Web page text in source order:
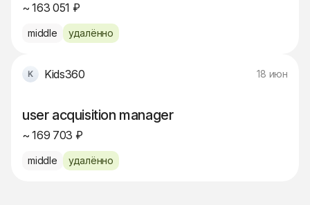
~ 163 051 ₽
middle удалённо
Kids360 18 июн
user acquisition manager
~ 169 703 ₽
middle удалённо